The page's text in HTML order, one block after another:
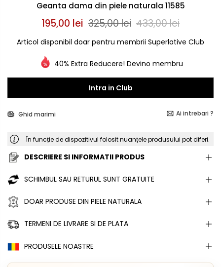
Geanta dama din piele naturala 11585
195,00 lei 325,00 lei 433,00 lei
Articol disponibil doar pentru membrii Superlative Club
40% Extra Reducere! Devino membru
Intra in Club
Ghid marimi Ai intrebari ?
În funcție de dispozitivul folosit nuanțele produsului pot diferi.
DESCRIERE SI INFORMATII PRODUS
SCHIMBUL SAU RETURUL SUNT GRATUITE
DOAR PRODUSE DIN PIELE NATURALA
TERMENI DE LIVRARE SI DE PLATA
PRODUSELE NOASTRE